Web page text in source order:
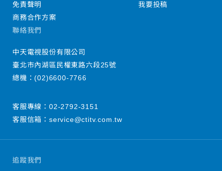
追蹤我們
免責聲明
商務合作方案
我要投稿
聯絡我們
中天電視股份有限公司
臺北市內湖區民權東路六段25號
總機：(02)6600-7766
客服專線： 02-2792-3151
客服信箱： service@ctitv.com.tw